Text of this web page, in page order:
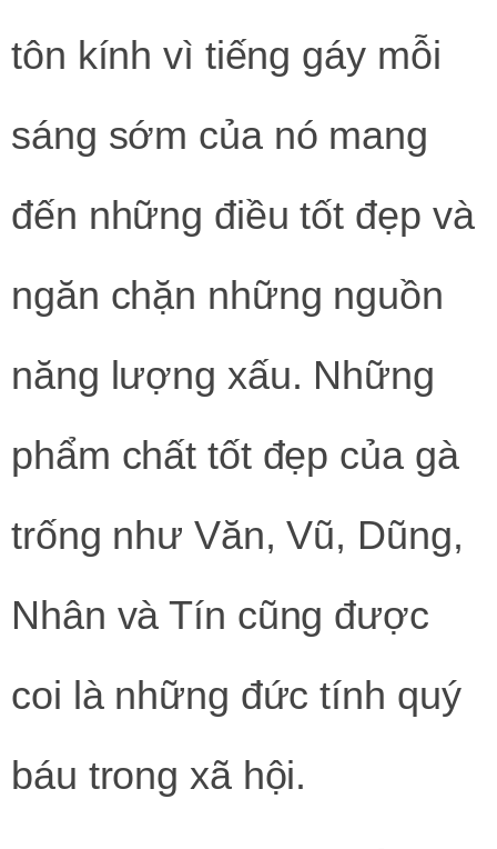
tôn kính vì tiếng gáy mỗi
sáng sớm của nó mang
đến những điều tốt đẹp và
ngăn chặn những nguồn
năng lượng xấu. Những
phẩm chất tốt đẹp của gà
trống như Văn, Vũ, Dũng,
Nhân và Tín cũng được
coi là những đức tính quý
báu trong xã hội.